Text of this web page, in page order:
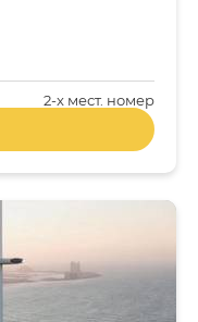
2-x мест. номер